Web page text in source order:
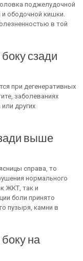
поджелудочной
и ободочной кишки.
в той
сзади
при дегенеративных
заболеваниях
других
выше
справа, то
нормального
ЖКТ, так и
боли принято
пузыря, камни в
на